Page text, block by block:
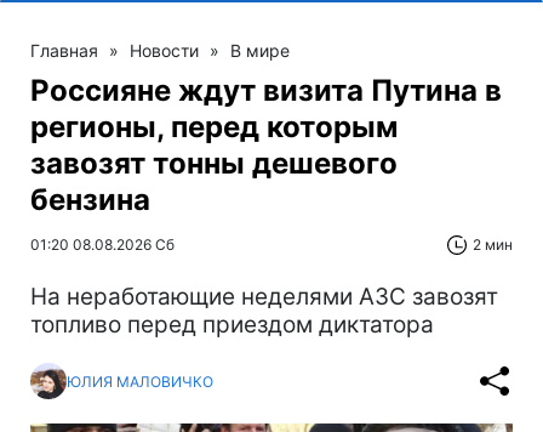
Главная » Новости » В мире
Россияне ждут визита Путина в
регионы, перед которым
завозят тонны дешевого
бензина
01:20 08.08.2026 Сб 2 мин
На неработающие неделями АЗС завозят
топливо перед приездом диктатора
ЮЛИЯ МАЛОВИЧКО